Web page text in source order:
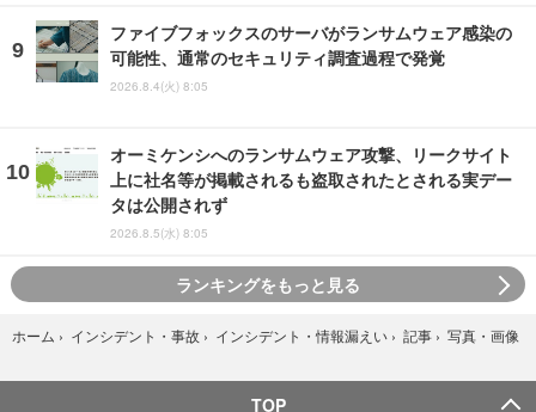
ファイブフォックスのサーバがランサムウェア感染の
可能性、通常のセキュリティ調査過程で発覚
2026.8.4(火) 8:05
オーミケンシへのランサムウェア攻撃、リークサイト
上に社名等が掲載されるも盗取されたとされる実デー
タは公開されず
2026.8.5(水) 8:05
ランキングをもっと見る
ホーム › インシデント・事故 › インシデント・情報漏えい › 記事 › 写真・画像
TOP